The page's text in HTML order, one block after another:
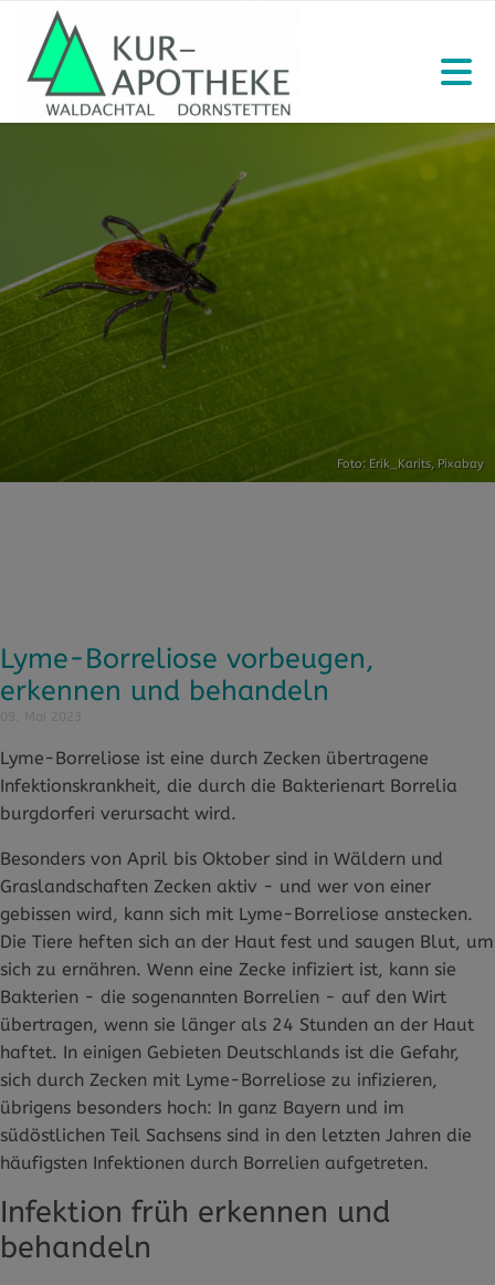
Foto: Erik_Karits, Pixabay
Lyme-Borreliose vorbeugen,
erkennen und behandeln
Lyme-Borreliose ist eine durch Zecken übertragene
Infektionskrankheit, die durch die Bakterienart Borrelia
burgdorferi verursacht wird.
Besonders von April bis Oktober sind in Wäldern und
Graslandschaften Zecken aktiv - und wer von einer
gebissen wird, kann sich mit Lyme-Borreliose anstecken.
Die Tiere heften sich an der Haut fest und saugen Blut, um
sich zu ernähren. Wenn eine Zecke infiziert ist, kann sie
Bakterien - die sogenannten Borrelien - auf den Wirt
übertragen, wenn sie länger als 24 Stunden an der Haut
haftet. In einigen Gebieten Deutschlands ist die Gefahr,
sich durch Zecken mit Lyme-Borreliose zu infizieren,
übrigens besonders hoch: In ganz Bayern und im
südöstlichen Teil Sachsens sind in den letzten Jahren die
häufigsten Infektionen durch Borrelien aufgetreten.
Infektion früh erkennen und
behandeln